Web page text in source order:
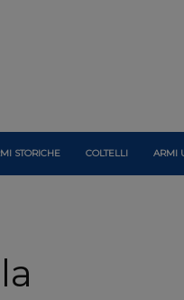
STORICHE COLTELLI ARMI